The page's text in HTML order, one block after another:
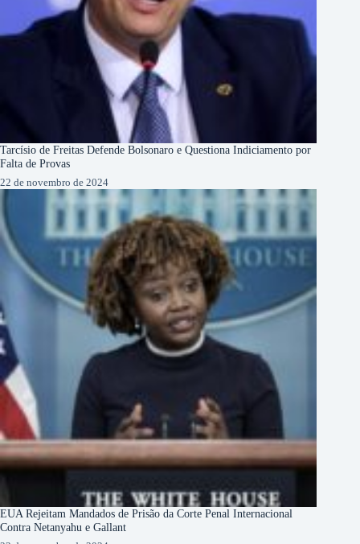
Tarcísio de Freitas Defende Bolsonaro e Questiona Indiciamento por
Falta de Provas
22 de novembro de 2024
EUA Rejeitam Mandados de Prisão da Corte Penal Internacional
Contra Netanyahu e Gallant